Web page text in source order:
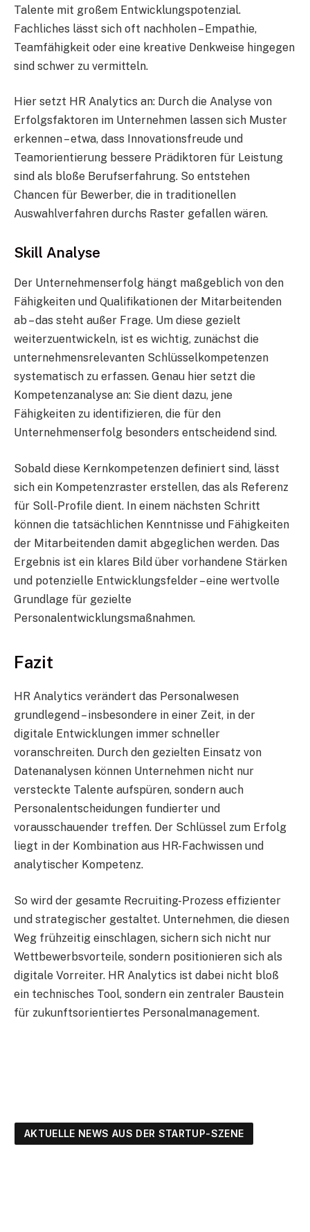
Talente mit großem Entwicklungspotenzial.
Fachliches lässt sich oft nachholen – Empathie,
Teamfähigkeit oder eine kreative Denkweise hingegen
sind schwer zu vermitteln.
Hier setzt HR Analytics an: Durch die Analyse von
Erfolgsfaktoren im Unternehmen lassen sich Muster
erkennen – etwa, dass Innovationsfreude und
Teamorientierung bessere Prädiktoren für Leistung
sind als bloße Berufserfahrung. So entstehen
Chancen für Bewerber, die in traditionellen
Auswahlverfahren durchs Raster gefallen wären.
Skill Analyse
Der Unternehmenserfolg hängt maßgeblich von den
Fähigkeiten und Qualifikationen der Mitarbeitenden
ab – das steht außer Frage. Um diese gezielt
weiterzuentwickeln, ist es wichtig, zunächst die
unternehmensrelevanten Schlüsselkompetenzen
systematisch zu erfassen. Genau hier setzt die
Kompetenzanalyse an: Sie dient dazu, jene
Fähigkeiten zu identifizieren, die für den
Unternehmenserfolg besonders entscheidend sind.
Sobald diese Kernkompetenzen definiert sind, lässt
sich ein Kompetenzraster erstellen, das als Referenz
für Soll-Profile dient. In einem nächsten Schritt
können die tatsächlichen Kenntnisse und Fähigkeiten
der Mitarbeitenden damit abgeglichen werden. Das
Ergebnis ist ein klares Bild über vorhandene Stärken
und potenzielle Entwicklungsfelder – eine wertvolle
Grundlage für gezielte
Personalentwicklungsmaßnahmen.
Fazit
HR Analytics verändert das Personalwesen
grundlegend – insbesondere in einer Zeit, in der
digitale Entwicklungen immer schneller
voranschreiten. Durch den gezielten Einsatz von
Datenanalysen können Unternehmen nicht nur
versteckte Talente aufspüren, sondern auch
Personalentscheidungen fundierter und
vorausschauender treffen. Der Schlüssel zum Erfolg
liegt in der Kombination aus HR-Fachwissen und
analytischer Kompetenz.
So wird der gesamte Recruiting-Prozess effizienter
und strategischer gestaltet. Unternehmen, die diesen
Weg frühzeitig einschlagen, sichern sich nicht nur
Wettbewerbsvorteile, sondern positionieren sich als
digitale Vorreiter. HR Analytics ist dabei nicht bloß
ein technisches Tool, sondern ein zentraler Baustein
für zukunftsorientiertes Personalmanagement.
AKTUELLE NEWS AUS DER STARTUP-SZENE